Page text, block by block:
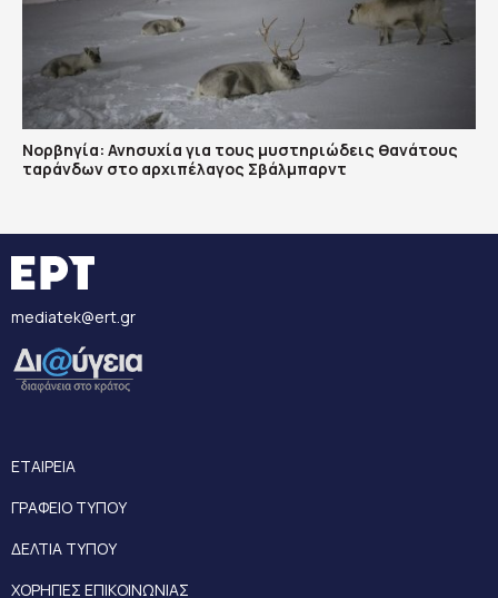
Νορβηγία: Ανησυχία για τους μυστηριώδεις θανάτους
ταράνδων στο αρχιπέλαγος Σβάλμπαρντ
mediatek@ert.gr
ΕΤΑΙΡΕΙΑ
ΓΡΑΦΕΙΟ ΤΥΠΟΥ
ΔΕΛΤΙΑ ΤΥΠΟΥ
ΧΟΡΗΓΙΕΣ ΕΠΙΚΟΙΝΩΝΙΑΣ